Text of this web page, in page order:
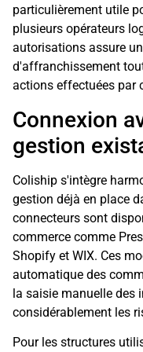
particulièrement utile
plusieurs opérateurs
autorisations assure
d'affranchissement
actions effectuées par
Connexion
gestion
Coliship s'intègre
gestion déjà en place
connecteurs sont
commerce comme
Shopify et WIX. Ces
automatique des
la saisie manuelle des
considérablement les
Pour les structures